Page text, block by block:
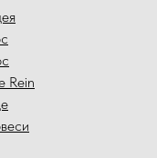
Rein